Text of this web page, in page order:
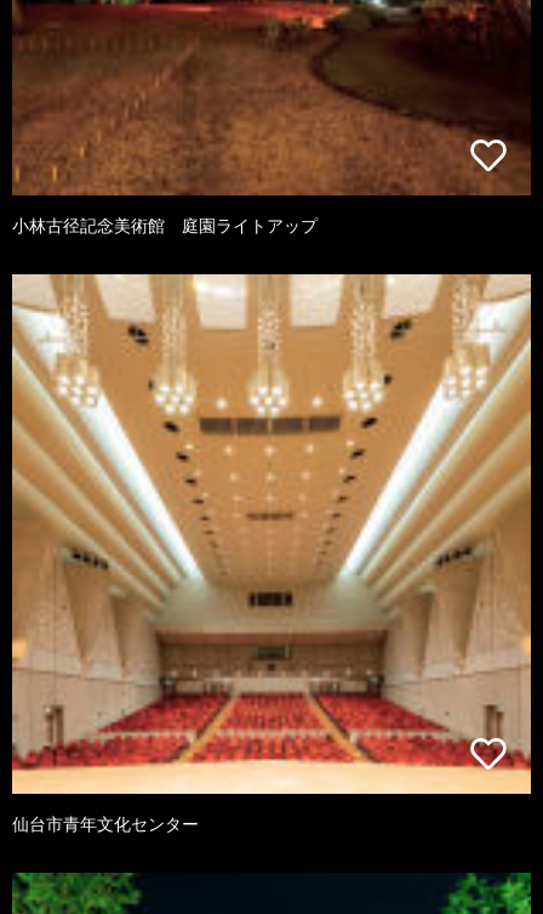
小林古径記念美術館 庭園ライトアップ
仙台市青年文化センター